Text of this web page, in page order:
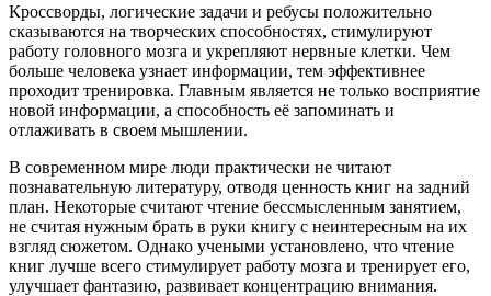
Кроссворды, логические задачи и ребусы положительно
сказываются на творческих способностях, стимулируют
работу головного мозга и укрепляют нервные клетки. Чем
больше человека узнает информации, тем эффективнее
проходит тренировка. Главным является не только восприятие
новой информации, а способность её запоминать и
отлаживать в своем мышлении.
В современном мире люди практически не читают
познавательную литературу, отводя ценность книг на задний
план. Некоторые считают чтение бессмысленным занятием,
не считая нужным брать в руки книгу с неинтересным на их
взгляд сюжетом. Однако учеными установлено, что чтение
книг лучше всего стимулирует работу мозга и тренирует его,
улучшает фантазию, развивает концентрацию внимания.